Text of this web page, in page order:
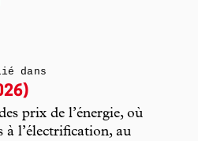
dans
prix de l’énergie, où
à l’électrification, au